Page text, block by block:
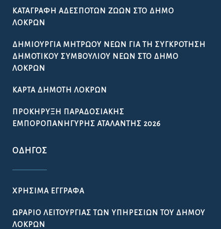
ΚΑΤΑΓΡΑΦΉ ΑΔΈΣΠΟΤΩΝ ΖΏΩΝ ΣΤΟ ΔΉΜΟ
ΛΟΚΡΏΝ
ΔΗΜΙΟΥΡΓΊΑ ΜΗΤΡΏΟΥ ΝΈΩΝ ΓΙΑ ΤΗ ΣΥΓΚΡΌΤΗΣΗ
ΔΗΜΟΤΙΚΟΎ ΣΥΜΒΟΥΛΊΟΥ ΝΈΩΝ ΣΤΟ ΔΉΜΟ
ΛΟΚΡΏΝ
ΚΆΡΤΑ ΔΗΜΌΤΗ ΛΟΚΡΏΝ
ΠΡΟΚΉΡΥΞΗ ΠΑΡΑΔΟΣΙΑΚΉΣ
ΕΜΠΟΡΟΠΑΝΉΓΥΡΗΣ ΑΤΑΛΆΝΤΗΣ 2026
ΟΔΗΓΌΣ
ΧΡΉΣΙΜΑ ΈΓΓΡΑΦΑ
ΩΡΆΡΙΟ ΛΕΙΤΟΥΡΓΊΑΣ ΤΩΝ ΥΠΗΡΕΣΙΏΝ ΤΟΥ ΔΉΜΟΥ
ΛΟΚΡΏΝ